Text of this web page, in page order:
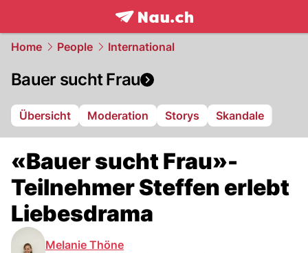
frontpage.NAU.ch
Home People International
Bauer sucht Frau
Übersicht Moderation Storys Skandale
«Bauer sucht Frau»-
Teilnehmer Steffen erlebt
Liebesdrama
Melanie Thöne